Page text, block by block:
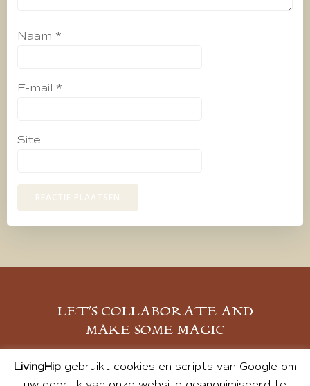
Naam *
E-mail *
Site
LET’S COLLABORATE AND
MAKE SOME MAGIC
MELD JE AAN
LivingHipgebruikt cookies en scripts van Google om